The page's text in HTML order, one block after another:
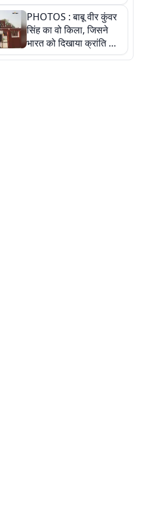
PHOTOS : बाबू वीर कुंवर
सिंह का वो किला, जिसने
भारत को दिखाया क्रांति का
रास्ता: तस्वीरों में देखिए